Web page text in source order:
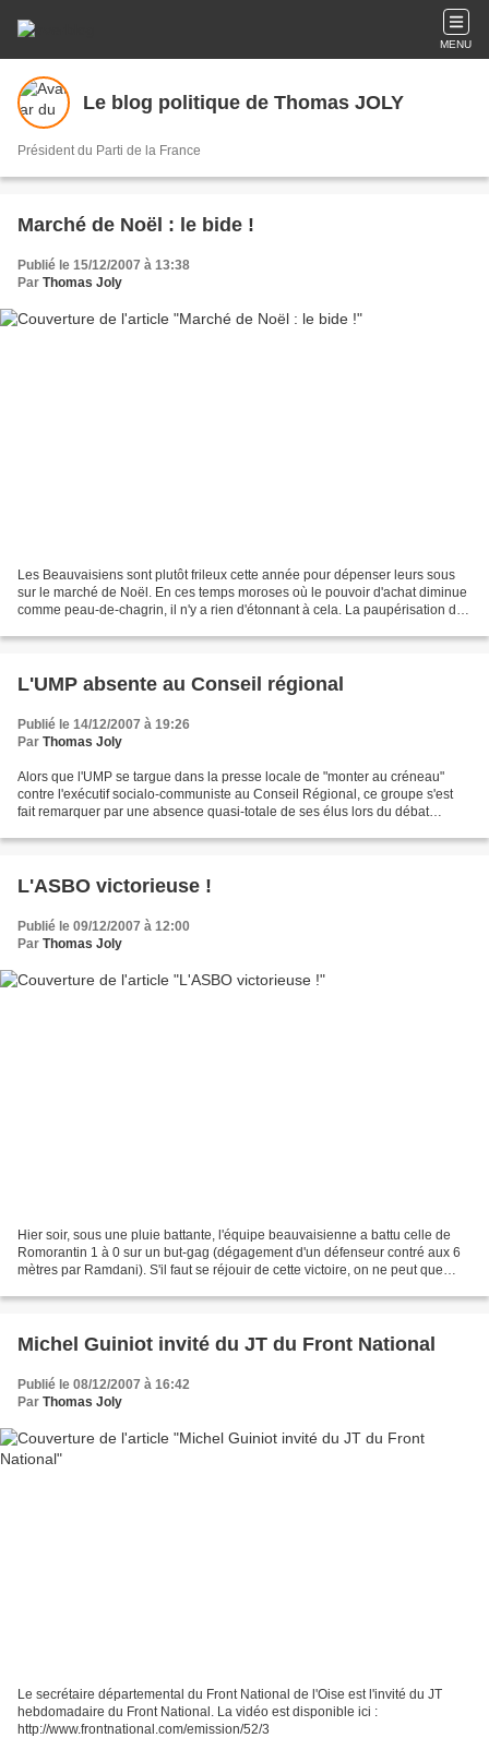
MENU
Le blog politique de Thomas JOLY
Président du Parti de la France
Marché de Noël : le bide !
Publié le 15/12/2007 à 13:38
Par Thomas Joly
Les Beauvaisiens sont plutôt frileux cette année pour dépenser leurs sous
sur le marché de Noël. En ces temps moroses où le pouvoir d'achat diminue
comme peau-de-chagrin, il n'y a rien d'étonnant à cela. La paupérisation des
L'UMP absente au Conseil régional
Publié le 14/12/2007 à 19:26
Par Thomas Joly
Alors que l'UMP se targue dans la presse locale de "monter au créneau"
contre l'exécutif socialo-communiste au Conseil Régional, ce groupe s'est
fait remarquer par une absence quasi-totale de ses élus lors du débat
L'ASBO victorieuse !
Publié le 09/12/2007 à 12:00
Par Thomas Joly
Hier soir, sous une pluie battante, l'équipe beauvaisienne a battu celle de
Romorantin 1 à 0 sur un but-gag (dégagement d'un défenseur contré aux 6
mètres par Ramdani). S'il faut se réjouir de cette victoire, on ne peut que
Michel Guiniot invité du JT du Front National
Publié le 08/12/2007 à 16:42
Par Thomas Joly
Le secrétaire départemental du Front National de l'Oise est l'invité du JT
hebdomadaire du Front National. La vidéo est disponible ici :
http://www.frontnational.com/emission/52/3